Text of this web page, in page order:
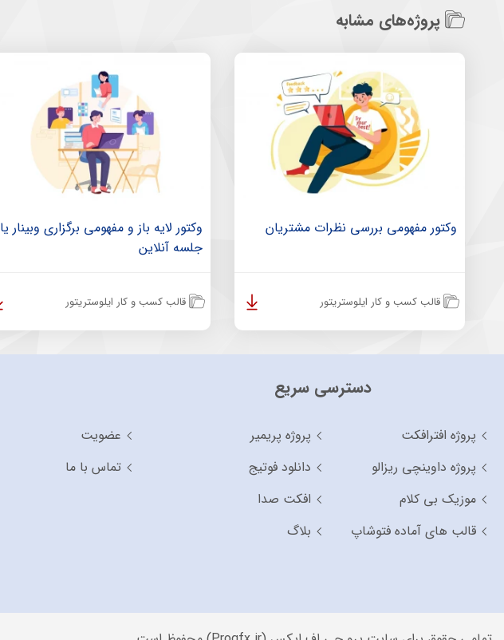
پروژه‌های مشابه
وکتور مفهومی بررسی نظرات مشتریان
قالب کسب و کار ایلوستریتور
وکتور لایه باز و مفهومی برگزاری وبینار یا
جلسه آنلاین
قالب کسب و کار ایلوستریتور
دسترسی سریع
پروژه افترافکت
پروژه پریمیر
پروژه داوینچی ریزالو
دانلود فوتیج
موزیک بی کلام
افکت صدا
قالب های آماده فتوشاپ
بلاگ
عضویت
تماس با ما